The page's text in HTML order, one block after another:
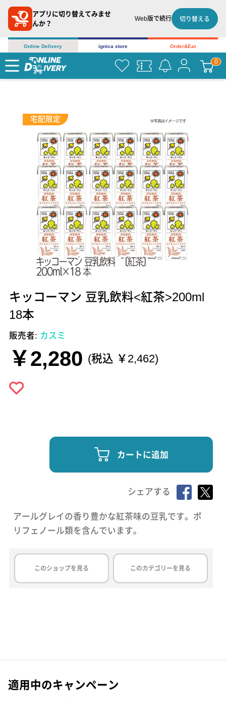
アプリに切り替えてみませ
んか？
Web版で続行 切り替える
Online Delivery ignica store Order&Eat
宅配限定
キッコーマン 豆乳飲料<紅茶>200ml
18本
販売者: カスミ
￥2,280 (税込 ￥2,462)
カートに追加
シェアする
アールグレイの香り豊かな紅茶味の豆乳です。ポ
リフェノール類を含んでいます。
このショップを見る このカテゴリーを見る
適用中のキャンペーン